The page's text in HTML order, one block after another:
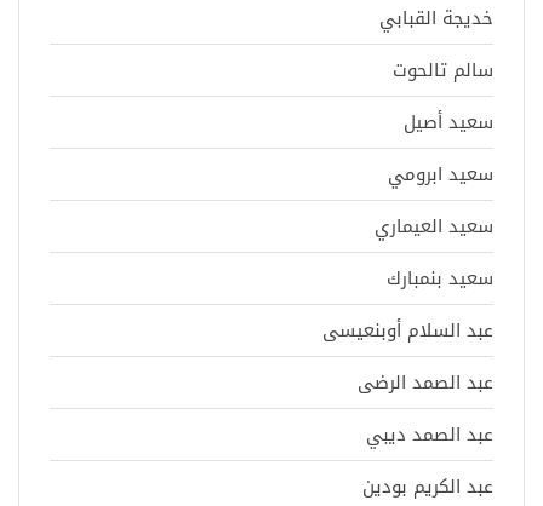
خديجة القبابي
سالم تالحوت
سعيد أصيل
سعيد ابرومي
سعيد العيماري
سعيد بنمبارك
عبد السلام أوبنعيسى
عبد الصمد الرضى
عبد الصمد ديبي
عبد الكريم بودين